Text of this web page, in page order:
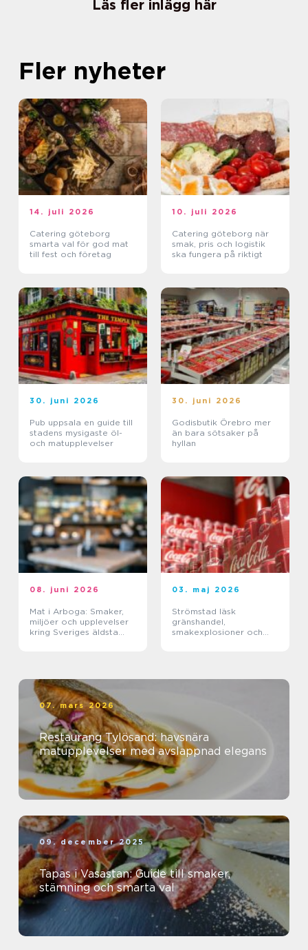
Läs fler inlägg här
Fler nyheter
14. juli 2026
Catering göteborg
smarta val för god mat
till fest och företag
10. juli 2026
Catering göteborg när
smak, pris och logistik
ska fungera på riktigt
30. juni 2026
Pub uppsala en guide till
stadens mysigaste öl-
och matupplevelser
30. juni 2026
Godisbutik Örebro mer
än bara sötsaker på
hyllan
08. juni 2026
Mat i Arboga: Smaker,
miljöer och upplevelser
kring Sveriges äldsta
03. maj 2026
Strömstad läsk
gränshandel,
smakexplosioner och
07. mars 2026
Restaurang Tylösand: havsnära
matupplevelser med avslappnad elegans
09. december 2025
Tapas i Vasastan: Guide till smaker,
stämning och smarta val